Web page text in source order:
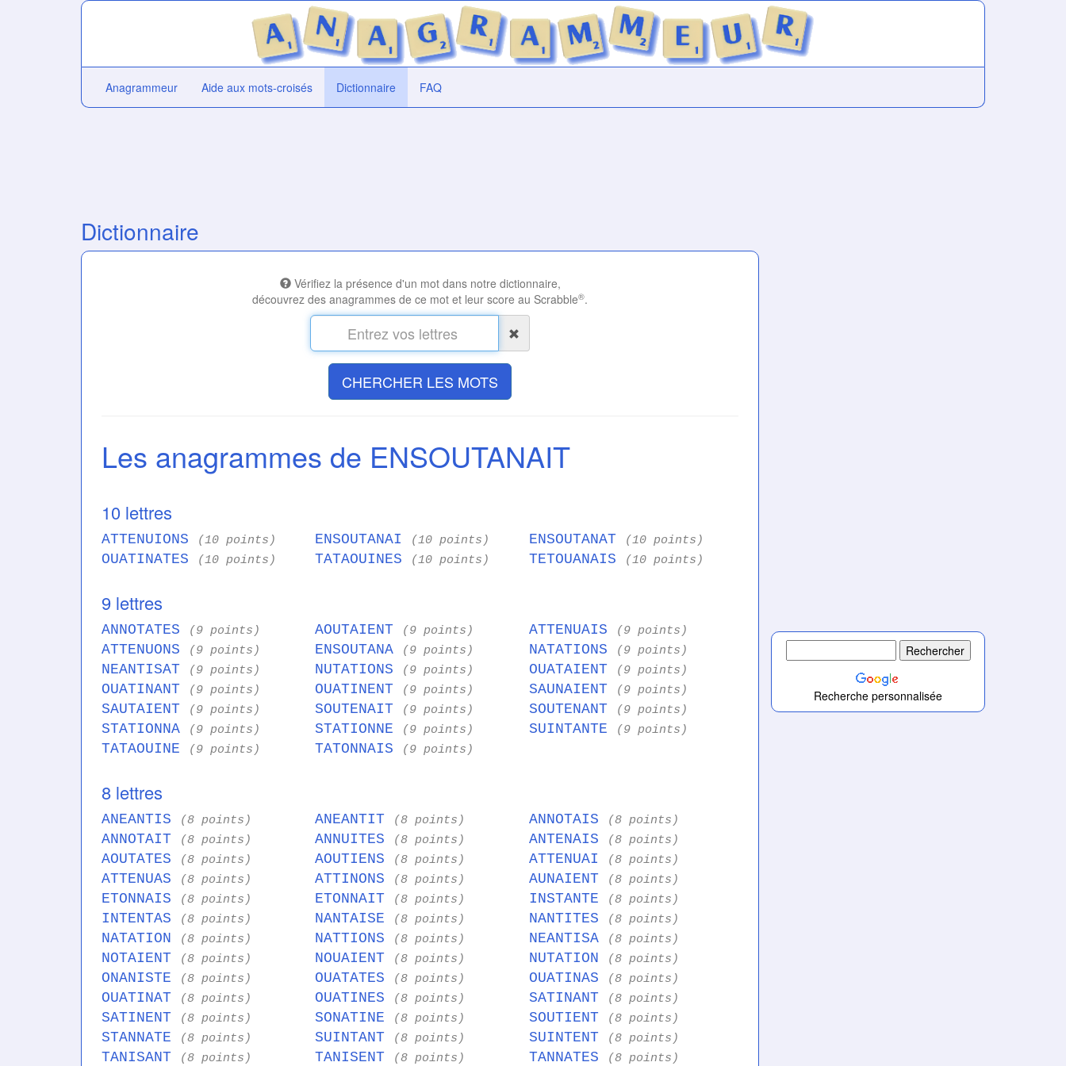
Anagrammeur Aide aux mots-croisés Dictionnaire FAQ
Dictionnaire
Vérifiez la présence d'un mot dans notre dictionnaire,
découvrez des anagrammes de ce mot et leur score au Scrabble®.
CHERCHER LES MOTS
Les anagrammes de ENSOUTANAIT
10 lettres
ATTENUIONS (10 points) ENSOUTANAI (10 points) ENSOUTANAT (10 points)
OUATINATES (10 points) TATAOUINES (10 points) TETOUANAIS (10 points)
9 lettres
ANNOTATES (9 points) AOUTAIENT (9 points) ATTENUAIS (9 points)
ATTENUONS (9 points) ENSOUTANA (9 points) NATATIONS (9 points)
NEANTISAT (9 points) NUTATIONS (9 points) OUATAIENT (9 points)
OUATINANT (9 points) OUATINENT (9 points) SAUNAIENT (9 points)
SAUTAIENT (9 points) SOUTENAIT (9 points) SOUTENANT (9 points)
STATIONNA (9 points) STATIONNE (9 points) SUINTANTE (9 points)
TATAOUINE (9 points) TATONNAIS (9 points)
8 lettres
ANEANTIS (8 points) ANEANTIT (8 points) ANNOTAIS (8 points)
ANNOTAIT (8 points) ANNUITES (8 points) ANTENAIS (8 points)
AOUTATES (8 points) AOUTIENS (8 points) ATTENUAI (8 points)
ATTENUAS (8 points) ATTINONS (8 points) AUNAIENT (8 points)
ETONNAIS (8 points) ETONNAIT (8 points) INSTANTE (8 points)
INTENTAS (8 points) NANTAISE (8 points) NANTITES (8 points)
NATATION (8 points) NATTIONS (8 points) NEANTISA (8 points)
NOTAIENT (8 points) NOUAIENT (8 points) NUTATION (8 points)
ONANISTE (8 points) OUATATES (8 points) OUATINAS (8 points)
OUATINAT (8 points) OUATINES (8 points) SATINANT (8 points)
SATINENT (8 points) SONATINE (8 points) SOUTIENT (8 points)
STANNATE (8 points) SUINTANT (8 points) SUINTENT (8 points)
TANISANT (8 points) TANISENT (8 points) TANNATES (8 points)
Recherche personnalisée